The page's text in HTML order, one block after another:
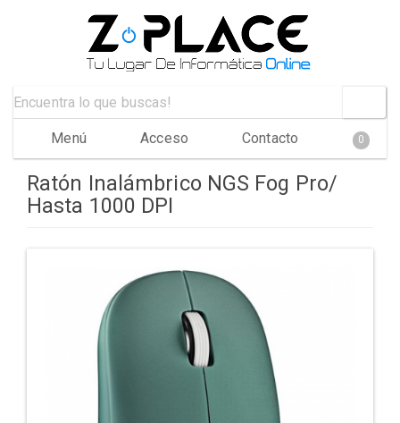
Menú Acceso Contacto 0
Ratón Inalámbrico NGS Fog Pro/
Hasta 1000 DPI